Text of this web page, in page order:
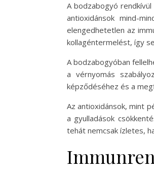
A bodzabogyó
antioxidánsok mind-
elengedhetetlen az
kollagéntermelést, így
A bodzabogyóban
a vérnyomás
képződéséhez és a
Az antioxidánsok, mint
a gyulladások
tehát nemcsak ízletes,